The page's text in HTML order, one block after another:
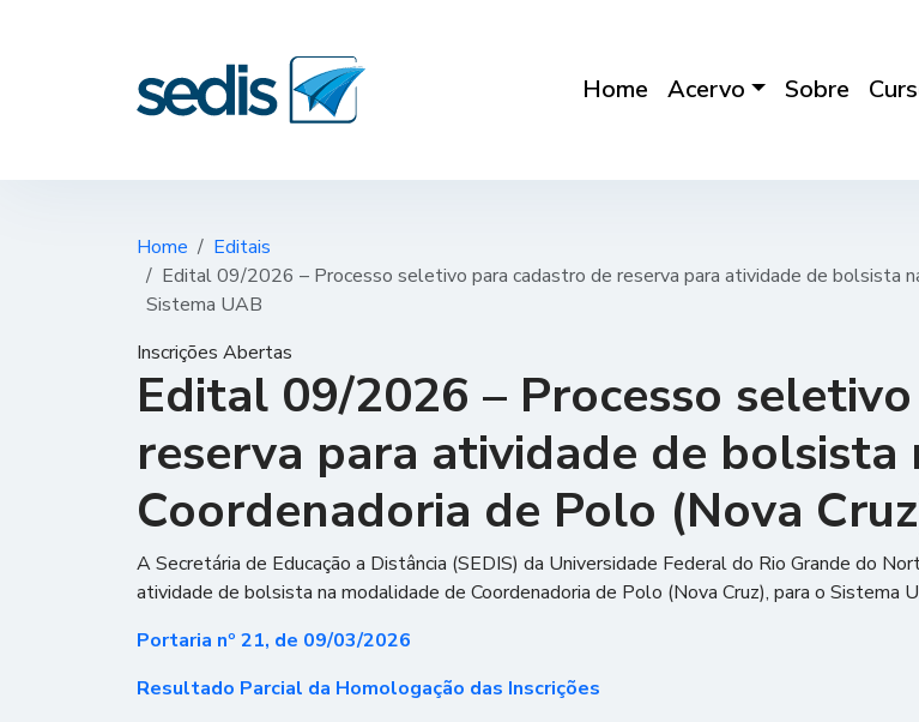
Home Acervo Sobre
Home
Editais
Edital 09/2026 – Processo seletivo para cadastro de reserva para atividade de bolsista
Sistema UAB
Inscrições Abertas
Edital 09/2026 – Processo
reserva para atividade de bolsista
Coordenadoria de Polo (Nova
A Secretária de Educação a Distância (SEDIS) da Universidade Federal do Rio Grande do
atividade de bolsista na modalidade de Coordenadoria de Polo (Nova Cruz), para o Sistema
Portaria nº 21, de 09/03/2026
Resultado Parcial da Homologação das Inscrições